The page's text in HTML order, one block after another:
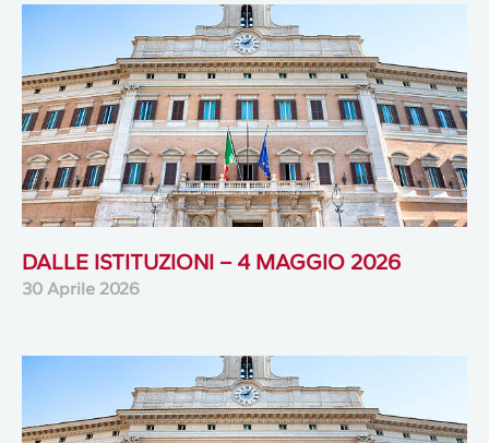
DALLE ISTITUZIONI – 4 MAGGIO 2026
30 Aprile 2026